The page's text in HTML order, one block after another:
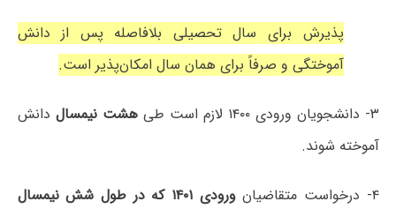
پذیرش برای سال تحصیلی بلافاصله پس از دانش
آموختگی و صرفاً برای همان سال امکان‌پذیر است.
۳- دانشجویان ورودی ۱۴۰۰ لازم است طی هشت نیمسال دانش
آموخته شوند.
۴- درخواست متقاضیان
ورودی ۱۴۰۱ که در طول شش نیمسال